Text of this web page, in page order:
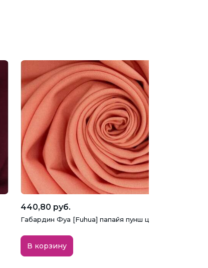
440,80 руб.
Габардин Фуа [Fuhua] папайя пунш цвета, арт. 156
В корзину